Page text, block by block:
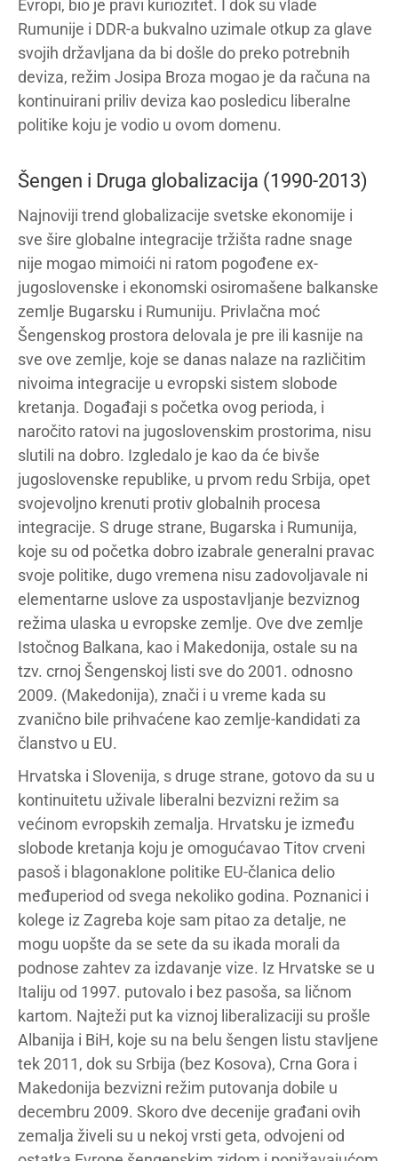
Evropi, bio je pravi kuriozitet. I dok su vlade
Rumunije i DDR-a bukvalno uzimale otkup za glave
svojih državljana da bi došle do preko potrebnih
deviza, režim Josipa Broza mogao je da računa na
kontinuirani priliv deviza kao posledicu liberalne
politike koju je vodio u ovom domenu.
Šengen i Druga globalizacija (1990-2013)
Najnoviji trend globalizacije svetske ekonomije i
sve šire globalne integracije tržišta radne snage
nije mogao mimoići ni ratom pogođene ex-
jugoslovenske i ekonomski osiromašene balkanske
zemlje Bugarsku i Rumuniju. Privlačna moć
Šengenskog prostora delovala je pre ili kasnije na
sve ove zemlje, koje se danas nalaze na različitim
nivoima integracije u evropski sistem slobode
kretanja. Događaji s početka ovog perioda, i
naročito ratovi na jugoslovenskim prostorima, nisu
slutili na dobro. Izgledalo je kao da će bivše
jugoslovenske republike, u prvom redu Srbija, opet
svojevoljno krenuti protiv globalnih procesa
integracije. S druge strane, Bugarska i Rumunija,
koje su od početka dobro izabrale generalni pravac
svoje politike, dugo vremena nisu zadovoljavale ni
elementarne uslove za uspostavljanje bezviznog
režima ulaska u evropske zemlje. Ove dve zemlje
Istočnog Balkana, kao i Makedonija, ostale su na
tzv. crnoj Šengenskoj listi sve do 2001. odnosno
2009. (Makedonija), znači i u vreme kada su
zvanično bile prihvaćene kao zemlje-kandidati za
članstvo u EU.
Hrvatska i Slovenija, s druge strane, gotovo da su u
kontinuitetu uživale liberalni bezvizni režim sa
većinom evropskih zemalja. Hrvatsku je između
slobode kretanja koju je omogućavao Titov crveni
pasoš i blagonaklone politike EU-članica delio
međuperiod od svega nekoliko godina. Poznanici i
kolege iz Zagreba koje sam pitao za detalje, ne
mogu uopšte da se sete da su ikada morali da
podnose zahtev za izdavanje vize. Iz Hrvatske se u
Italiju od 1997. putovalo i bez pasoša, sa ličnom
kartom. Najteži put ka viznoj liberalizaciji su prošle
Albanija i BiH, koje su na belu šengen listu stavljene
tek 2011, dok su Srbija (bez Kosova), Crna Gora i
Makedonija bezvizni režim putovanja dobile u
decembru 2009. Skoro dve decenije građani ovih
zemalja živeli su u nekoj vrsti geta, odvojeni od